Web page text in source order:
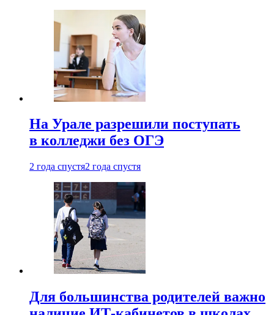
На Урале разрешили поступать
в колледжи без ОГЭ
2 года спустя2 года спустя
Для большинства родителей важно